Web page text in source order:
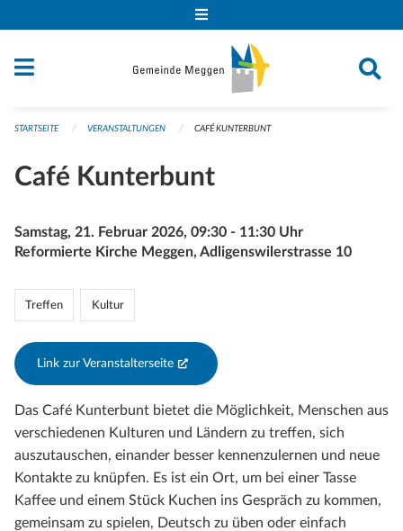
STARTSEITE VERANSTALTUNGEN CAFÉ KUNTERBUNT
Café Kunterbunt
Samstag, 21. Februar 2026, 09:30 - 11:30 Uhr
Reformierte Kirche Meggen, Adligenswilerstrasse 10
Treffen Kultur
Link zur Veranstalterseite (External Link)
Das Café Kunterbunt bietet die Möglichkeit, Menschen aus
verschiedenen Kulturen und Ländern zu treffen, sich
auszutauschen, einander besser kennenzulernen und neue
Kontakte zu knüpfen. Es ist ein Ort, um bei einer Tasse
Kaffee und einem Stück Kuchen ins Gespräch zu kommen,
gemeinsam zu spielen, Deutsch zu üben oder einfach